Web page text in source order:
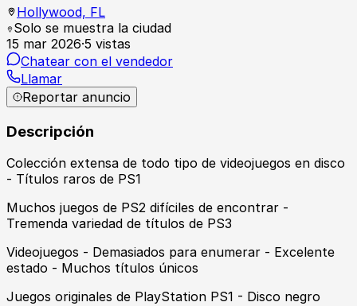
Hollywood, FL
Solo se muestra la ciudad
15 mar 2026·5 vistas
Chatear con el vendedor
Llamar
Reportar anuncio
Descripción
Colección extensa de todo tipo de videojuegos en disco
- Títulos raros de PS1
Muchos juegos de PS2 difíciles de encontrar -
Tremenda variedad de títulos de PS3
Videojuegos - Demasiados para enumerar - Excelente
estado - Muchos títulos únicos
Juegos originales de PlayStation PS1 - Disco negro